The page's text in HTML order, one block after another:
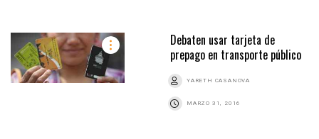
Debaten usar tarjeta de
prepago en transporte público
YARETH CASANOVA
MARZO 31, 2016